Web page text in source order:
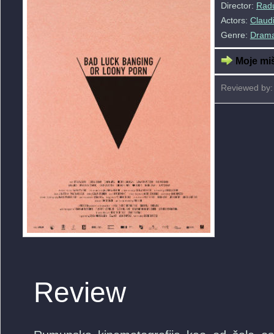
Director:
Actors:
Genre:
Moje
Reviewed
Review